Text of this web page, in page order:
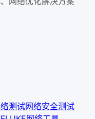
测试网络安全测试